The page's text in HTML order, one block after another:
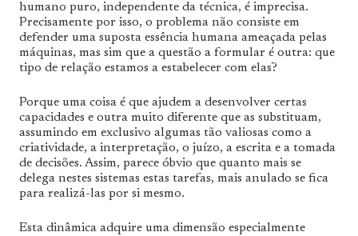
humano puro, independente da técnica, é imprecisa.
Precisamente por isso, o problema não consiste em
defender uma suposta essência humana ameaçada pelas
máquinas, mas sim que a questão a formular é outra: que
tipo de relação estamos a estabelecer com elas?
Porque uma coisa é que ajudem a desenvolver certas
capacidades e outra muito diferente que as substituam,
assumindo em exclusivo algumas tão valiosas como a
criatividade, a interpretação, o juízo, a escrita e a tomada
de decisões. Assim, parece óbvio que quanto mais se
delega nestes sistemas estas tarefas, mais anulado se fica
para realizá-las por si mesmo.
Esta dinâmica adquire uma dimensão especialmente